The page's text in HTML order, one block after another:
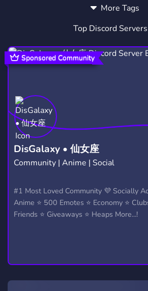
FIVEM ROLEPLAY530
135 GTARP314
MAJESTICRP2 MAJESTIC1
More Tags
Top Discord Servers
DisGalaxy • 仙女座
Community | Anime | Social
#1 Most Loved Community 💜 Socially
Anime ⭐ 500 Emotes ⭐ Economy ⭐
Friends ⭐ Giveaways ⭐ Heaps More...!
Sponsored Community